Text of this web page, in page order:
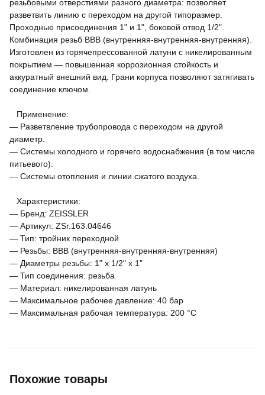
резьбовыми отверстиями разного диаметра: позволяет
разветвить линию с переходом на другой типоразмер.
Проходные присоединения 1" и 1", боковой отвод 1/2".
Комбинация резьб ВВВ (внутренняя-внутренняя-внутренняя).
Изготовлен из горячепрессованной латуни с никелированным
покрытием — повышенная коррозионная стойкость и
аккуратный внешний вид. Грани корпуса позволяют затягивать
соединение ключом.
Применение:
— Разветвление трубопровода с переходом на другой
диаметр.
— Системы холодного и горячего водоснабжения (в том числе
питьевого).
— Системы отопления и линии сжатого воздуха.
Характеристики:
— Бренд: ZEISSLER
— Артикул: ZSr.163.04646
— Тип: тройник переходной
— Резьбы: ВВВ (внутренняя-внутренняя-внутренняя)
— Диаметры резьбы: 1" х 1/2" х 1"
— Тип соединения: резьба
— Материал: никелированная латунь
— Максимальное рабочее давление: 40 бар
— Максимальная рабочая температура: 200 °С
Похожие товары